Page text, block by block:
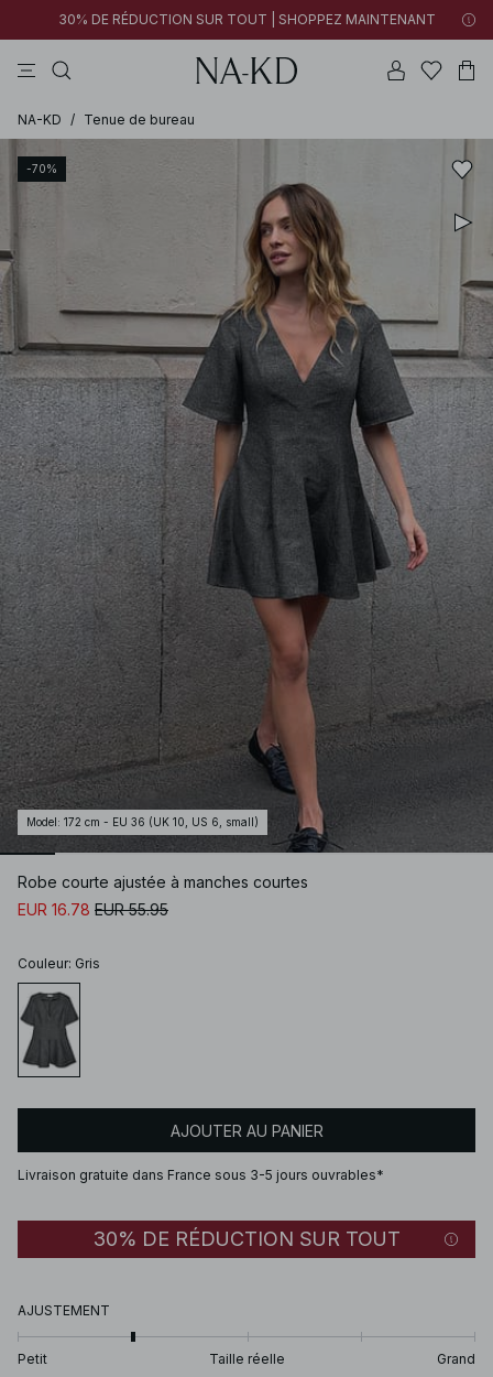
30% DE RÉDUCTION SUR TOUT | SHOPPEZ MAINTENANT
NA-KD / Tenue de bureau
-70%
Model : 172 cm - EU 36 (UK 10, US 6, small)
Robe courte ajustée à manches courtes
EUR 16.78 EUR 55.95
Couleur: Gris
AJOUTER AU PANIER
Livraison gratuite dans France sous 3-5 jours ouvrables*
30% DE RÉDUCTION SUR TOUT
AJUSTEMENT
Petit Taille réelle Grand